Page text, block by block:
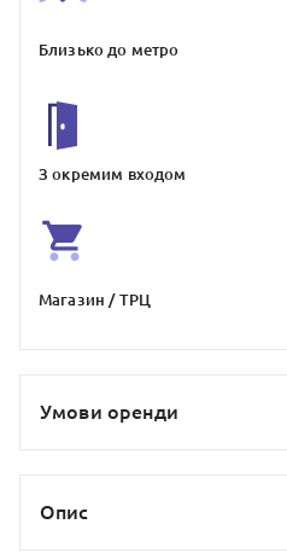
Близько до метро
З окремим входом
Магазин / ТРЦ
Умови оренди
Опис